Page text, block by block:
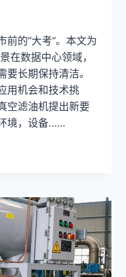
前的”大考”。本文为
在数据中心领域，
长期保持清洁。
用机会和技术挑
空滤油机提出新要
境，设备……